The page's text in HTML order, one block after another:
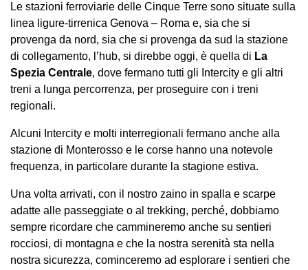
Le stazioni ferroviarie delle Cinque Terre sono situate sulla
linea ligure-tirrenica Genova – Roma e, sia che si
provenga da nord, sia che si provenga da sud la stazione
di collegamento, l’hub, si direbbe oggi, è quella di La
Spezia Centrale, dove fermano tutti gli Intercity e gli altri
treni a lunga percorrenza, per proseguire con i treni
regionali.
Alcuni Intercity e molti interregionali fermano anche alla
stazione di Monterosso e le corse hanno una notevole
frequenza, in particolare durante la stagione estiva.
Una volta arrivati, con il nostro zaino in spalla e scarpe
adatte alle passeggiate o al trekking, perché, dobbiamo
sempre ricordare che cammineremo anche su sentieri
rocciosi, di montagna e che la nostra serenità sta nella
nostra sicurezza, cominceremo ad esplorare i sentieri che